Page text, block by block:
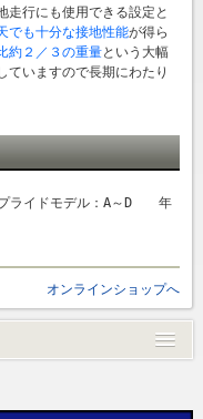
走行にも使用できる設定と
でも十分な接地性能が得ら
約２／３の重量という大幅
ていますので長期にわたり
ライドモデル：A～D 年
オンラインショップへ